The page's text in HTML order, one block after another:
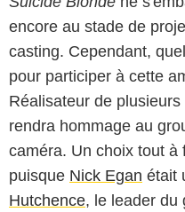
encore au stade de
casting. Cependant,
pour participer à cette
Réalisateur de
rendra hommage au
caméra. Un choix tout à
puisque Nick Egan était
Hutchence, le leader du